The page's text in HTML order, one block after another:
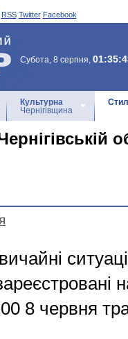
RSS Twitter Facebook
Субота, 8 серпня,
Культурна
Чернігівщина
8 червня